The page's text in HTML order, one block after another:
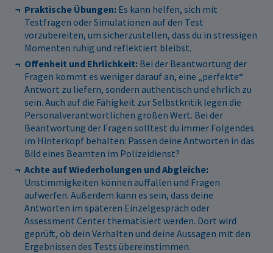
Praktische Übungen: Es kann helfen, sich mit
Testfragen oder Simulationen auf den Test
vorzubereiten, um sicherzustellen, dass du in stressigen
Momenten ruhig und reflektiert bleibst.
Offenheit und Ehrlichkeit: Bei der Beantwortung der
Fragen kommt es weniger darauf an, eine „perfekte“
Antwort zu liefern, sondern authentisch und ehrlich zu
sein. Auch auf die Fähigkeit zur Selbstkritik legen die
Personalverantwortlichen großen Wert. Bei der
Beantwortung der Fragen solltest du immer Folgendes
im Hinterkopf behalten: Passen deine Antworten in das
Bild eines Beamten im Polizeidienst?
Achte auf Wiederholungen und Abgleiche:
Unstimmigkeiten können auffallen und Fragen
aufwerfen. Außerdem kann es sein, dass deine
Antworten im späteren Einzelgespräch oder
Assessment Center thematisiert werden. Dort wird
geprüft, ob dein Verhalten und deine Aussagen mit den
Ergebnissen des Tests übereinstimmen.